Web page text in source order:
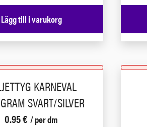
Lägg till i varukorg
KARNEVAL
SVART/SILVER
0.95€ / per dm